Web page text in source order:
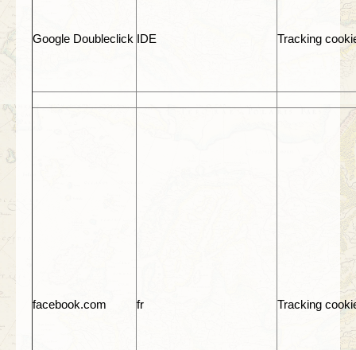
Google Doubleclick IDE Tracking
facebook.com fr Tracking